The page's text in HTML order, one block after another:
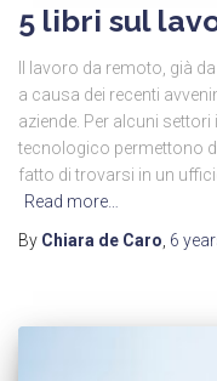
5 libri sul
Il lavoro da remoto, già
a causa dei recenti
aziende. Per alcuni
tecnologico permettono
fatto di trovarsi in un
Read more…
By Chiara de Caro 6